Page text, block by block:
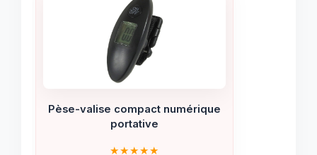
Pèse-valise compact numérique
portative